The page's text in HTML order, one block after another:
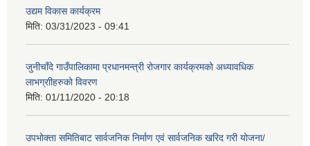
उद्यम विकास कार्यक्रम
मिति: 03/31/2023 - 09:41
जुनीचाँदे गाउँपालिकामा प्रधानमन्‍त्री रोजगार कार्यक्रमको अध्यावधिक
लाभग्राीहरुको विवरण
मिति: 01/11/2020 - 20:18
उपभोक्ता समितिबाट सार्वजनिक निर्माण एवं सार्वजनिक खरिद गरी योजना/